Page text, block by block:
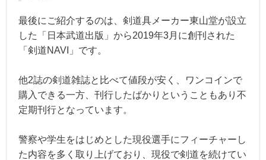
最後にご紹介するのは、剣道具メーカー東山堂が設立
した「日本武道出版」から2019年3月に創刊された
「剣道NAVI」です。
他2誌の剣道雑誌と比べて値段が安く、ワンコインで
購入できる一方、刊行したばかりということもあり不
定期刊行となっています。
警察や学生をはじめとした現役選手にフィーチャーし
た内容を多く取り上げており、現役で剣道を続けてい